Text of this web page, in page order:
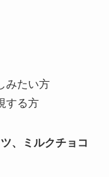
みたい方
する方
、ミルクチョコ